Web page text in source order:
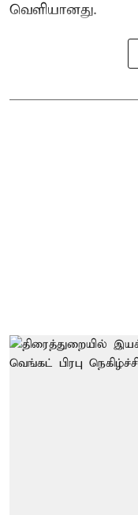
வெளியானது.